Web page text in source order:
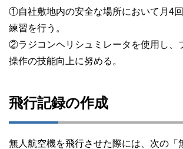
①自社敷地内の安全な場所において月4
練習を行う。
②ラジコンヘリシュミレータを使用し、
操作の技能向上に努める。
飛行記録の作成
無人航空機を飛行させた際には、次の「